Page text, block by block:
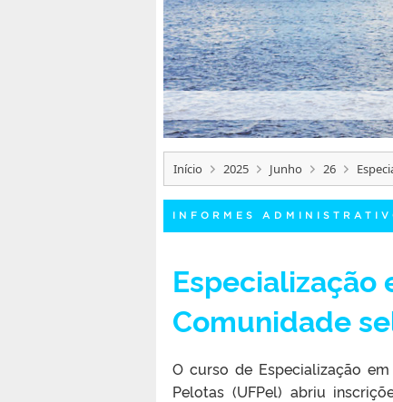
Início 2025 Junho 26
INFORMES
Especialização
Comunidade
O curso de Especialização
Pelotas (UFPel) abriu